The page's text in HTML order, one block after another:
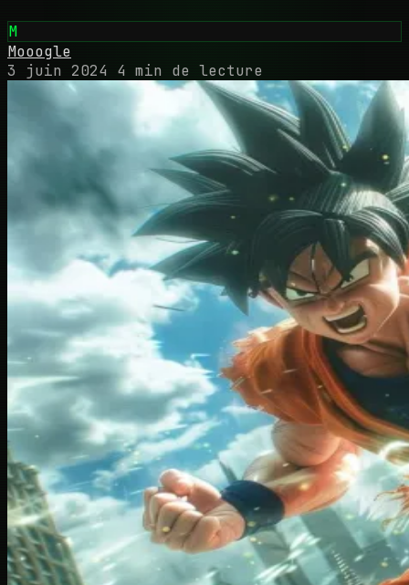
M
Mooogle
3 juin 2024 4 min de lecture